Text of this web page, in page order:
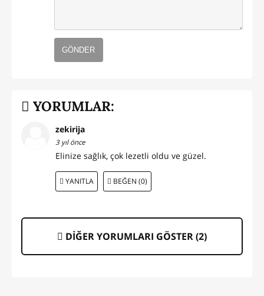
GÖNDER
YORUMLAR:
zekirija
3 yıl önce
Elinize sağlık, çok lezetli oldu ve güzel.
YANITLA BEĞEN (0)
DİĞER YORUMLARI GÖSTER (2)